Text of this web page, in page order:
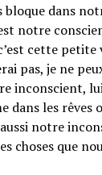
bloque dans
notre
cette
pas, je ne
inconscient,
dans les rêves
notre
choses que